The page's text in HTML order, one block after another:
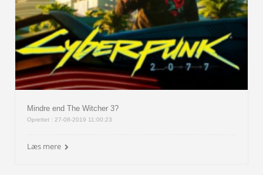
Mindre end The Witcher 3?
Oprettet : 27-08-2019 11:00:23
Læs mere